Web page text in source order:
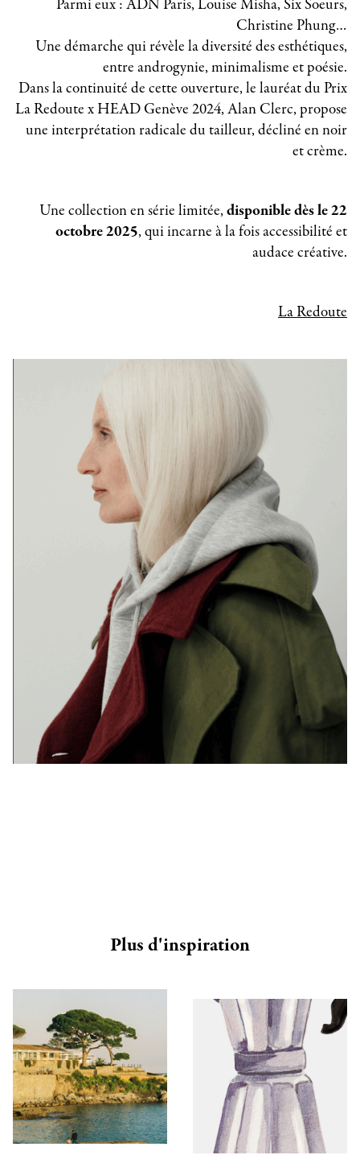
Parmi eux : ADN Paris, Louise Misha, Six Soeurs,
Christine Phung…
Une démarche qui révèle la diversité des esthétiques,
entre androgynie, minimalisme et poésie.
Dans la continuité de cette ouverture, le lauréat du Prix
La Redoute x HEAD Genève 2024, Alan Clerc, propose
une interprétation radicale du tailleur, décliné en noir
et crème.
Une collection en série limitée,disponible dès le 22
octobre 2025, qui incarne à la fois accessibilité et
audace créative.
La Redoute
Plus d'inspiration